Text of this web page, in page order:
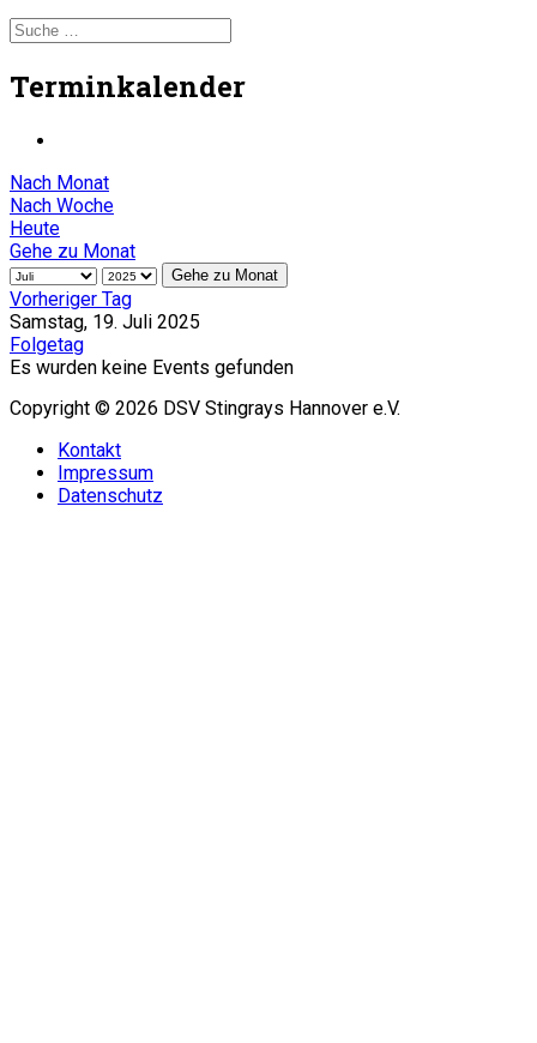
Terminkalender
Nach Monat
Nach Woche
Heute
Gehe zu Monat
Gehe zu Monat
Vorheriger Tag
Samstag, 19. Juli 2025
Folgetag
Es wurden keine Events gefunden
Copyright © 2026 DSV Stingrays Hannover e.V.
Kontakt
Impressum
Datenschutz